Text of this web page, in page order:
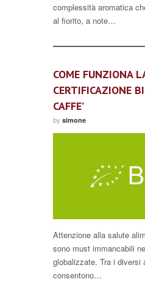
complessità aromatica
al fiorito, a note…
COME FUNZIONA
CERTIFICAZIONE
CAFFE’
by simone
Attenzione alla salute
sono must immancabili
globalizzate. Tra i diversi
consentono…